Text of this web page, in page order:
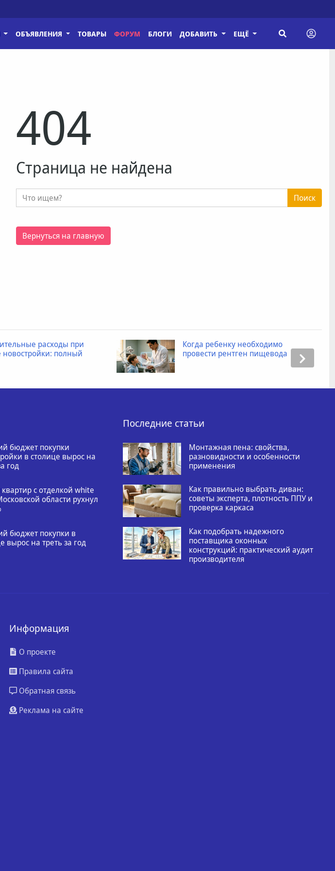
ОБЪЯВЛЕНИЯ ТОВАРЫ ФОРУМ БЛОГИ ДОБАВИТЬ ЕЩЁ
404
Страница не найдена
Поиск
Вернуться на главную
расходы при
новостройки: полный
Когда ребенку необходимо
провести рентген пищевода
бюджет покупки
в столице вырос на
год
с отделкой white
области рухнул
бюджет покупки в
вырос на треть за год
Последние статьи
Монтажная пена: свойства,
разновидности и особенности
применения
Как правильно выбрать диван:
советы эксперта, плотность ППУ и
проверка каркаса
Как подобрать надежного
поставщика оконных
конструкций: практический аудит
производителя
Информация
О проекте
Правила сайта
Обратная связь
Реклама на сайте